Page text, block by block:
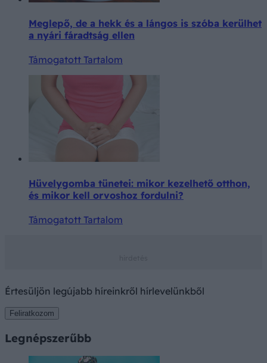
Meglepő, de a hekk és a lángos is szóba kerülhet
a nyári fáradtság ellen
Támogatott Tartalom
Hüvelygomba tünetei: mikor kezelhető otthon,
és mikor kell orvoshoz fordulni?
Támogatott Tartalom
Értesüljön legújabb híreinkről hírlevelünkből
Feliratkozom
Legnépszerűbb